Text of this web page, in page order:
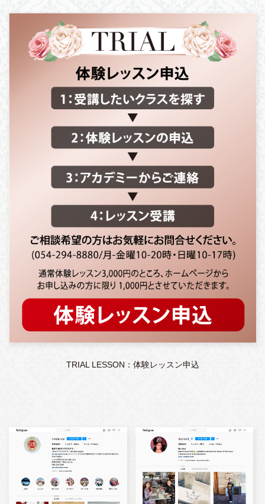
TRIAL LESSON：体験レッスン申込